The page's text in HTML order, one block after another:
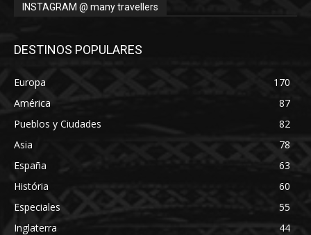
INSTAGRAM @ many travellers
DESTINOS POPULARES
Europa
170
América
87
Pueblos y Ciudades
82
Asia
78
España
63
História
60
Especiales
55
Inglaterra
44